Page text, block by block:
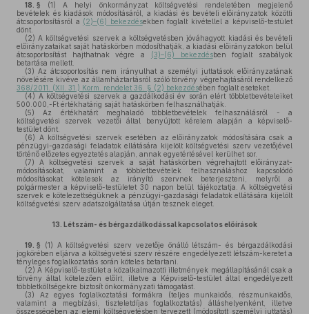
18. § (1) A helyi önkormányzat költségvetési rendeletében megjelenő
bevételek és kiadások módosításáról, a kiadási és bevételi előirányzatok közötti
átcsoportosításról a (2)–(6) bekezdésekben foglalt kivétellel a képviselő-testület
dönt.
(2) A költségvetési szervek a költségvetésben jóváhagyott kiadási és bevételi
előirányzataikat saját hatáskörben módosíthatják, a kiadási előirányzatokon belül
átcsoportosítást hajthatnak végre a (3)–(6) bekezdésben foglalt szabályok
betartása mellett.
(3) Az átcsoportosítás nem irányulhat a személyi juttatások előirányzatának
növelésére kivéve az államháztartásról szóló törvény végrehajtásáról rendelkező
368/2011. (XII. 31.) Korm. rendelet 36. § (2) bekezdésében foglalt eseteket.
(4) A költségvetési szervek a gazdálkodási év során elért többletbevételeiket
500.000,-Ft értékhatárig saját hatáskörben felhasználhatják.
(5) Az értékhatárt meghaladó többletbevételek felhasználásról - a
költségvetési szervek vezetői által benyújtott kérelem alapján a képviselő-
testület dönt.
(6) A költségvetési szervek esetében az előirányzatok módosítására csak a
pénzügyi-gazdasági feladatok ellátására kijelölt költségvetési szerv vezetőjével
történő előzetes egyeztetés alapján, annak egyetértésével kerülhet sor.
(7) A költségvetési szervek a saját hatáskörben végrehajtott előirányzat-
módosításokat, valamint a többletbevételek felhasználáshoz kapcsolódó
módosításokat kötelesek az irányító szervnek beterjeszteni, melyről a
polgármester a képviselő-testületet 30 napon belül tájékoztatja. A költségvetési
szervek e kötelezettségüknek a pénzügyi-gazdasági feladatok ellátására kijelölt
költségvetési szerv adatszolgáltatása útján tesznek eleget.
13. Létszám- és bérgazdálkodással kapcsolatos előírások
19. § (1) A költségvetési szerv vezetője önálló létszám- és bérgazdálkodási
jogkörében eljárva a költségvetési szerv részére engedélyezett létszám-keretet a
tényleges foglalkoztatás során köteles betartani.
(2) A Képviselő-testület a közalkalmazotti illetmények megállapításánál csak a
törvény által kötelezően előírt, illetve a Képviselő-testület által engedélyezett
többletköltségekre biztosít önkormányzati támogatást.
(3) Az egyes foglalkoztatási formákra (teljes munkaidős, részmunkaidős,
valamint a megbízási, tiszteletdíjas foglalkoztatás) álláshelyenként, illetve
összességében az elemi költségvetésben tervezett (módosított személyi juttatás)